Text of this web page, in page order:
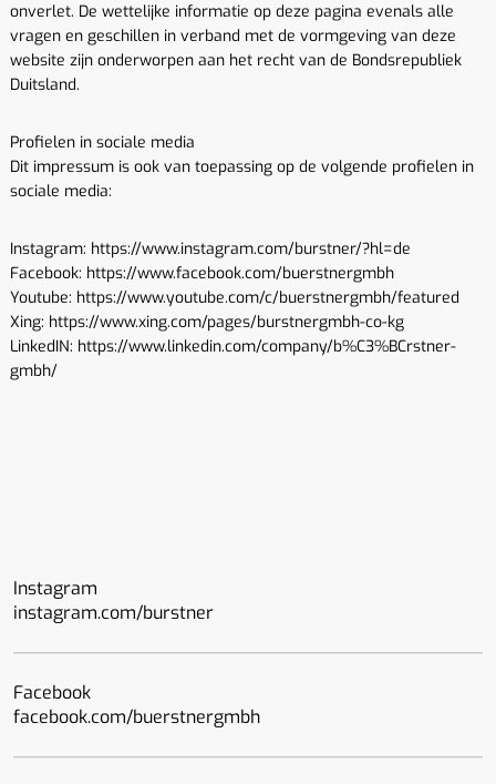
onverlet. De wettelijke informatie op deze pagina evenals alle
vragen en geschillen in verband met de vormgeving van deze
website zijn onderworpen aan het recht van de Bondsrepubliek
Duitsland.
Profielen in sociale media
Dit impressum is ook van toepassing op de volgende profielen in
sociale media:
Instagram: https://www.instagram.com/burstner/?hl=de
Facebook: https://www.facebook.com/buerstnergmbh
Youtube: https://www.youtube.com/c/buerstnergmbh/featured
Xing: https://www.xing.com/pages/burstnergmbh-co-kg
LinkedIN: https://www.linkedin.com/company/b%C3%BCrstner-
gmbh/
Instagram
instagram.com/burstner
Facebook
facebook.com/buerstnergmbh